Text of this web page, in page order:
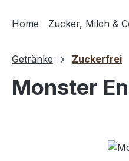
Home Zucker, Milch &
Getränke Zuckerfrei
Monster
Bildergalerie überspringen